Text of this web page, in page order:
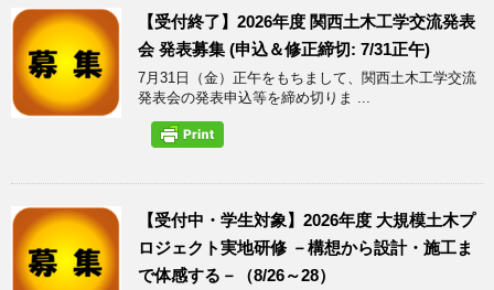
【受付終了】2026年度 関西土木工学交流発表
会 発表募集 (申込＆修正締切: 7/31正午)
7月31日（金）正午をもちまして、関西土木工学交流
発表会の発表申込等を締め切りま ...
【受付中・学生対象】2026年度 大規模土木プ
ロジェクト実地研修 －構想から設計・施工ま
で体感する－（8/26～28）